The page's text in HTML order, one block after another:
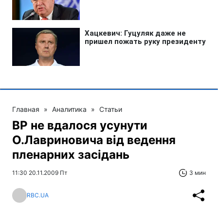
Главная » Аналитика » Статьи
ВР не вдалося усунути
О.Лавриновича від ведення
пленарних засідань
11:30 20.11.2009 Пт 3 мин
RBC.UA